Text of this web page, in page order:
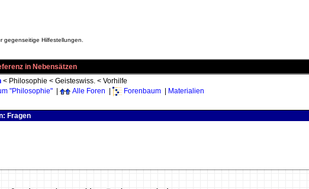
gegenseitige Hilfestellungen.
in Nebensätzen
< Philosophie < Geisteswiss. < Vorhilfe
"Philosophie" Alle Foren Forenbaum Materialien
Fragen